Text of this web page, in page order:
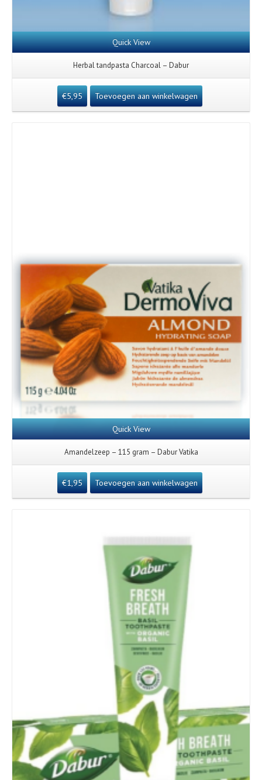
Quick View
Herbal tandpasta Charcoal – Dabur
€5,95 Toevoegen aan winkelwagen
Quick View
Amandelzeep – 115 gram – Dabur Vatika
€1,95 Toevoegen aan winkelwagen